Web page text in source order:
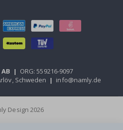
| ORG: 559216-9097
Schweden | info@namly.de
Design 2026